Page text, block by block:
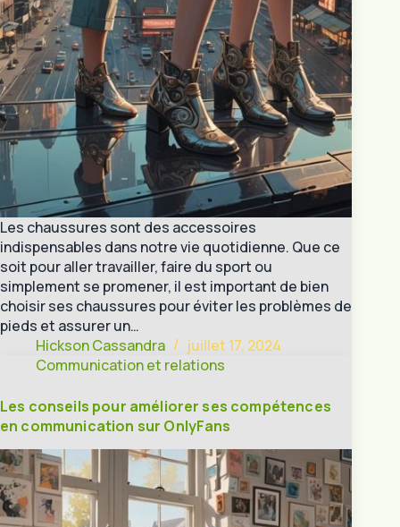
Les chaussures sont des accessoires
indispensables dans notre vie quotidienne. Que ce
soit pour aller travailler, faire du sport ou
simplement se promener, il est important de bien
choisir ses chaussures pour éviter les problèmes de
pieds et assurer un…
Hickson Cassandra
juillet 17, 2024
Communication et relations
Les conseils pour améliorer ses compétences
en communication sur OnlyFans